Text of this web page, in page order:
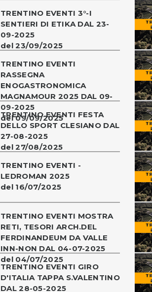
TRENTINO EVENTI 3°-I
SENTIERI DI ETIKA DAL 23-
09-2025
del 23/09/2025
TRENTINO EVENTI
RASSEGNA
ENOGASTRONOMICA
MAGNAMOUR 2025 DAL 09-
09-2025
del 09/09/2025
TRENTINO EVENTI FESTA
DELLO SPORT CLESIANO DAL
27-08-2025
del 27/08/2025
TRENTINO EVENTI -
LEDROMAN 2025
del 16/07/2025
TRENTINO EVENTI MOSTRA
RETI, TESORI ARCH.DEL
FERDINANDEUM DA VALLE
INN-NON DAL 04-07-2025
del 04/07/2025
TRENTINO EVENTI GIRO
D'ITALIA TAPPA S.VALENTINO
DAL 28-05-2025